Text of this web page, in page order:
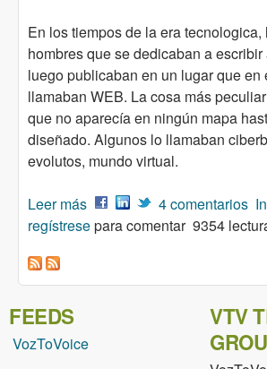
En los tiempos de la era
hombres que se dedicaban a
luego publicaban en un lugar que en
llamaban WEB. La cosa más
que no aparecía en ningún mapa
diseñado. Algunos lo llamaban
evolutos, mundo virtual.
Leer más sobre Porque donar es una
noble
4 comentarios
regístresepara comentar 9354
FEEDS
VozToVoice
VTV